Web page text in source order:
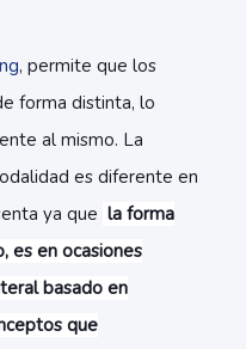
, permite que los
forma distinta, lo
al mismo. La
es diferente en
ya que la forma
es en ocasiones
basado en
que